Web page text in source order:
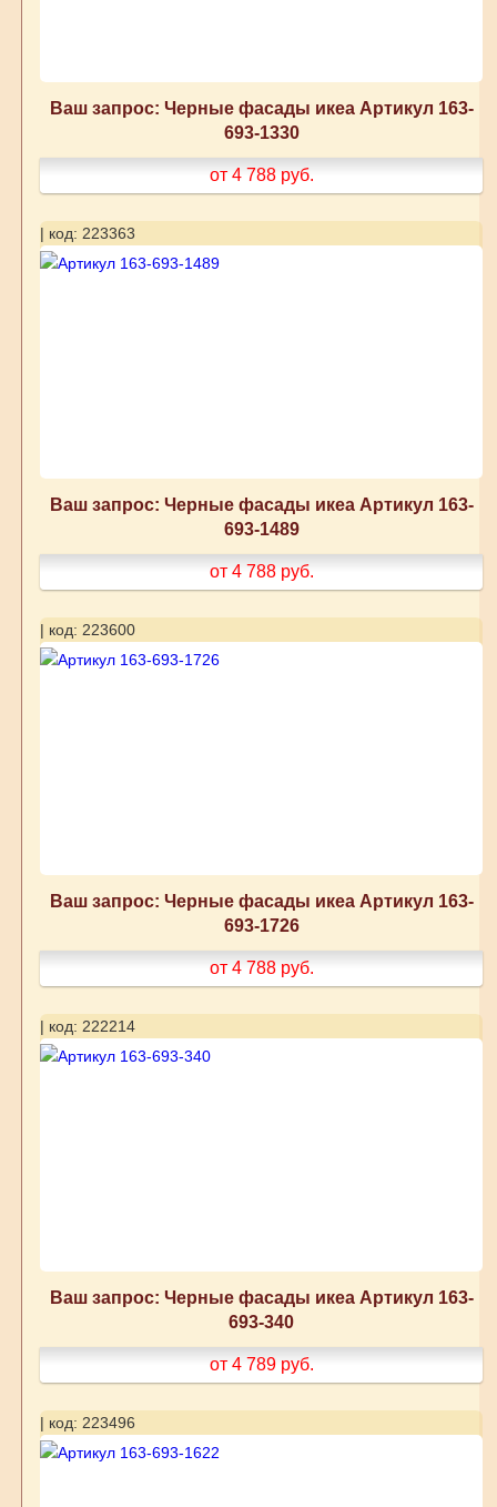
Ваш запрос: Черные фасады икеа Артикул 163-
693-1330
от 4 788 руб.
| код: 223363
Ваш запрос: Черные фасады икеа Артикул 163-
693-1489
от 4 788 руб.
| код: 223600
Ваш запрос: Черные фасады икеа Артикул 163-
693-1726
от 4 788 руб.
| код: 222214
Ваш запрос: Черные фасады икеа Артикул 163-
693-340
от 4 789 руб.
| код: 223496